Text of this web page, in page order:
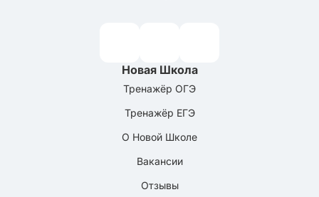
Новая Школа
Тренажёр ОГЭ
Тренажёр ЕГЭ
О Новой Школе
Вакансии
Отзывы